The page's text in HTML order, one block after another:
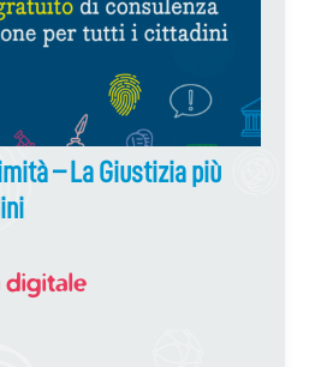
– La Giustizia più
digitale